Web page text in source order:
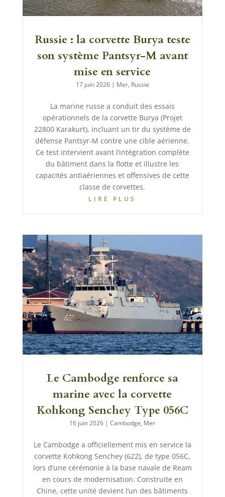
Russie : la corvette Burya teste
son système Pantsyr-M avant
mise en service
17 juin 2026| Mer, Russie
La marine russe a conduit des essais
opérationnels de la corvette Burya (Projet
22800 Karakurt), incluant un tir du système de
défense Pantsyr-M contre une cible aérienne.
Ce test intervient avant l’intégration complète
du bâtiment dans la flotte et illustre les
capacités antiaériennes et offensives de cette
classe de corvettes.
LIRE PLUS
Le Cambodge renforce sa
marine avec la corvette
Kohkong Senchey Type 056C
16 juin 2026 |Cambodge, Mer
Le Cambodge a officiellement mis en service la
corvette Kohkong Senchey (622), de type 056C,
lors d’une cérémonie à la base navale de Ream
en cours de modernisation. Construite en
Chine, cette unité devient l’un des bâtiments